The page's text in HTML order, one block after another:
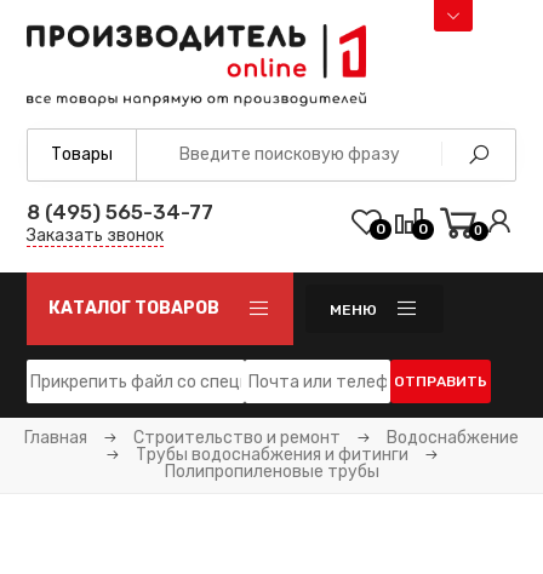
8 (495) 565-34-77
Заказать звонок 0 0 0
КАТАЛОГ ТОВАРОВ МЕНЮ
ОТПРАВИТЬ
Главная Строительство и ремонт
Водоснабжение
Трубы водоснабжения и фитинги
Полипропиленовые трубы